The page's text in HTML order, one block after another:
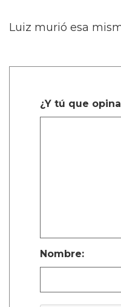
Luiz murió esa
¿Y tú que
Nombre: